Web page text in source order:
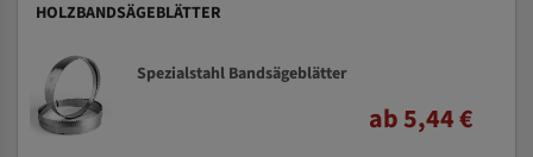
HOLZBANDSÄGEBLÄTTER
Spezialstahl Bandsägeblätter
ab 5,44 €